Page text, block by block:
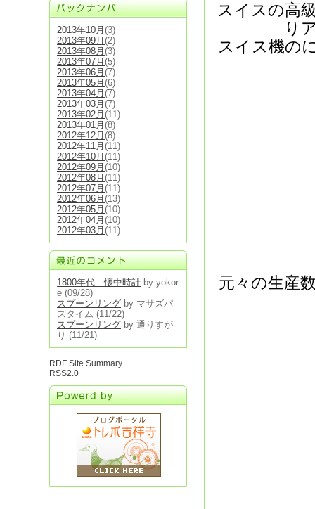
2013年10月 (3)
2013年09月 (2)
2013年08月 (3)
2013年07月 (5)
2013年06月 (7)
2013年05月 (6)
2013年04月 (7)
2013年03月 (7)
2013年02月 (11)
2013年01月 (8)
2012年12月 (8)
2012年11月 (11)
2012年10月 (11)
2012年09月 (10)
2012年08月 (11)
2012年07月 (11)
2012年06月 (13)
2012年05月 (10)
2012年04月 (10)
2012年03月 (11)
1800年代 懐中時計 by yokor
e (09/28)
スプーンリング by マサズパ
スタイム (11/22)
スプーンリング by 通りすが
り (11/21)
RDF Site Summary
RSS2.0
スイスの高
り
スイス機の
元々の生産